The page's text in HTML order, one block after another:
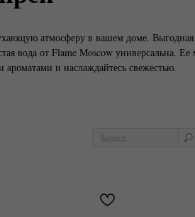
атмосферу в вашем доме.
вода от Flame Moscow универсальна. Ее
и наслаждайтесь свежестью.